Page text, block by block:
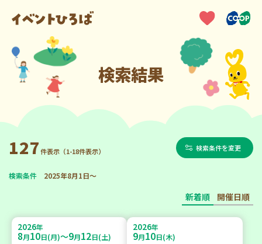
検索結果
127件表示（1-18件表示） 検索条件を変更
検索条件 2025年8月1日～
新着順 開催日順
2026年
8月10日(月)～9月12日(土)
2026年
9月10日(木)